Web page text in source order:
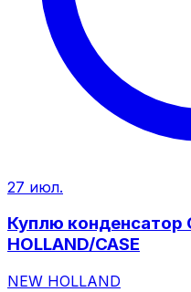
27 июл.
Куплю конденсатор
HOLLAND/CASE
NEW HOLLAND